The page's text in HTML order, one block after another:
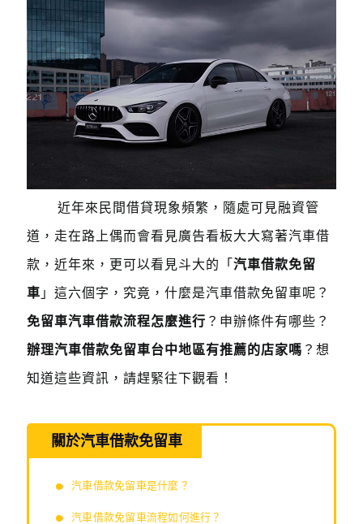
近年來民間借貸現象頻繁，隨處可見融資管
道，走在路上偶而會看見廣告看板大大寫著汽車借
款，近年來，更可以看見斗大的「 汽車借款免留
車 」這六個字，究竟，什麼是汽車借款免留車呢？
免留車汽車借款流程怎麼進行 ？申辦條件有哪些？
辦理汽車借款免留車台中地區有推薦的店家嗎 ？想
知道這些資訊，請趕緊往下觀看！
關於汽車借款免留車
汽車借款免留車是什麼？
汽車借款免留車流程如何進行？